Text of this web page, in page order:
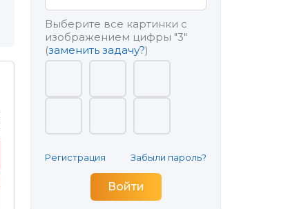
Выберите все картинки с
изображением цифры "3"
(заменить задачу?)
Регистрация Забыли пароль?